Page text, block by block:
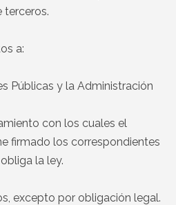
terceros.
a:
Públicas y la Administración
con los cuales el
firmado los correspondientes
la ley.
excepto por obligación legal.